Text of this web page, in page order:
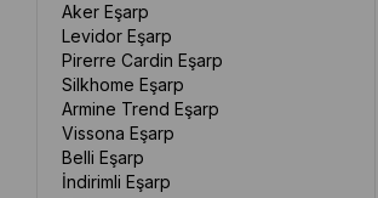
Aker Eşarp
Levidor Eşarp
Pirerre Cardin Eşarp
Silkhome Eşarp
Armine Trend Eşarp
Vissona Eşarp
Belli Eşarp
İndirimli Eşarp